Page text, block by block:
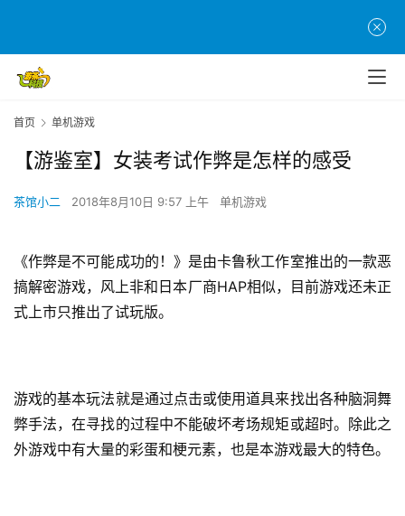
首页 单机游戏
【游鉴室】女装考试作弊是怎样的感受
茶馆小二 2018年8月10日 9:57 上午 单机游戏
《作弊是不可能成功的！》是由卡鲁秋工作室推出的一款恶
搞解密游戏，风上非和日本厂商HAP相似，目前游戏还未正
式上市只推出了试玩版。
游戏的基本玩法就是通过点击或使用道具来找出各种脑洞舞
弊手法，在寻找的过程中不能破坏考场规矩或超时。除此之
外游戏中有大量的彩蛋和梗元素，也是本游戏最大的特色。